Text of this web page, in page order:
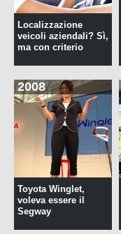
Localizzazione
veicoli aziendali? Sì,
ma con criterio
2008
Toyota Winglet,
voleva essere il
Segway